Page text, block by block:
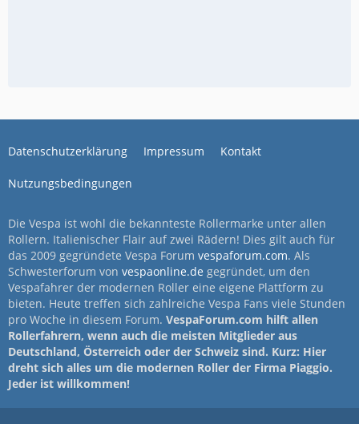
Datenschutzerklärung Impressum Kontakt
Nutzungsbedingungen
Die Vespa ist wohl die bekannteste Rollermarke unter allen
Rollern. Italienischer Flair auf zwei Rädern! Dies gilt auch für
das 2009 gegründete Vespa Forum vespaforum.com. Als
Schwesterforum von vespaonline.de gegründet, um den
Vespafahrer der modernen Roller eine eigene Plattform zu
bieten. Heute treffen sich zahlreiche Vespa Fans viele Stunden
pro Woche in diesem Forum. VespaForum.com hilft allen
Rollerfahrern, wenn auch die meisten Mitglieder aus
Deutschland, Österreich oder der Schweiz sind. Kurz: Hier
dreht sich alles um die modernen Roller der Firma Piaggio.
Jeder ist willkommen!